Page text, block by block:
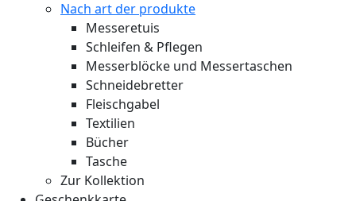
Nach art der produkte
Messeretuis
Schleifen & Pflegen
Messerblöcke und Messertaschen
Schneidebretter
Fleischgabel
Textilien
Bücher
Tasche
Zur Kollektion